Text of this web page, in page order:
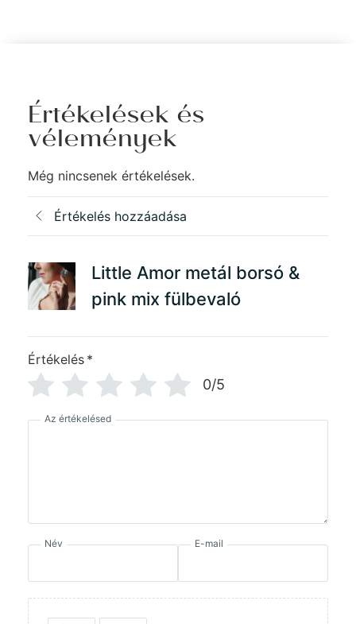
Értékelések és
vélemények
Még nincsenek értékelések.
Értékelés hozzáadása
Little Amor metál borsó &
pink mix fülbevaló
Értékelés *
0/5
Az értékelésed
Név E-mail